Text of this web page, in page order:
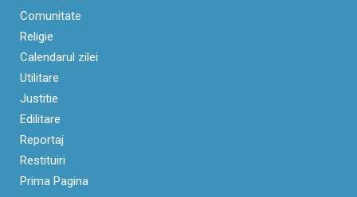
Comunitate
Religie
Calendarul zilei
Utilitare
Justitie
Edilitare
Reportaj
Restituiri
Prima Pagina